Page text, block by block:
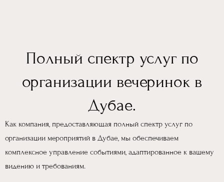
Полный спектр услуг по
организации вечеринок в
Дубае.
Как компания, предоставляющая полный спектр услуг по
организации мероприятий в Дубае, мы обеспечиваем
комплексное управление событиями, адаптированное к вашему
видению и требованиям.